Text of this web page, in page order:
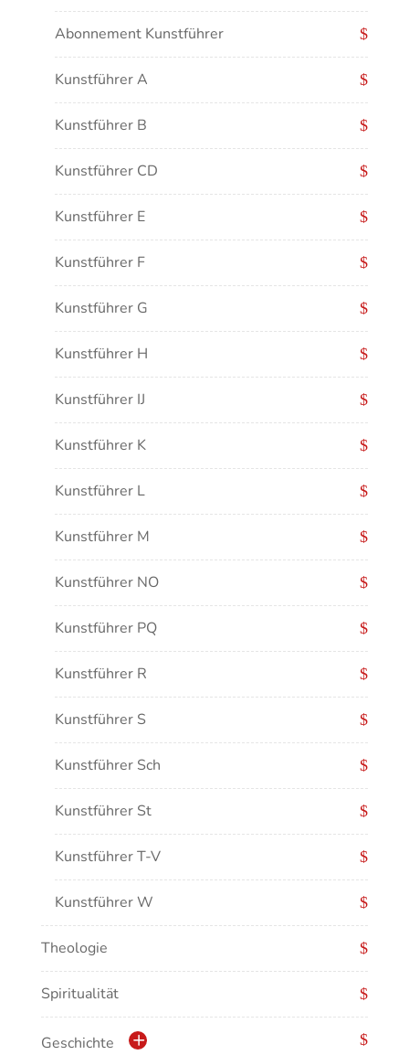
Übergreifende Darstellungen
Abonnement Kunstführer
Kunstführer A
Kunstführer B
Kunstführer CD
Kunstführer E
Kunstführer F
Kunstführer G
Kunstführer H
Kunstführer IJ
Kunstführer K
Kunstführer L
Kunstführer M
Kunstführer NO
Kunstführer PQ
Kunstführer R
Kunstführer S
Kunstführer Sch
Kunstführer St
Kunstführer T-V
Kunstführer W
Kunstführer XYZ
Theologie
Spiritualität
Geschichte